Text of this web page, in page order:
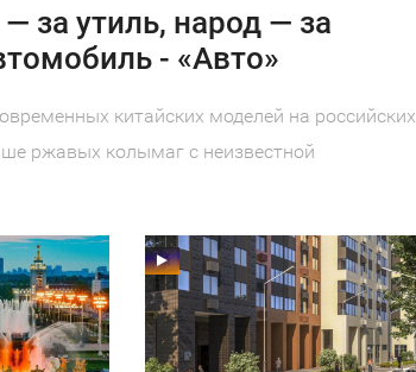
за утиль, народ — за
- «Авто»
китайских моделей на российских
ржавых колымаг с неизвестной
11:30